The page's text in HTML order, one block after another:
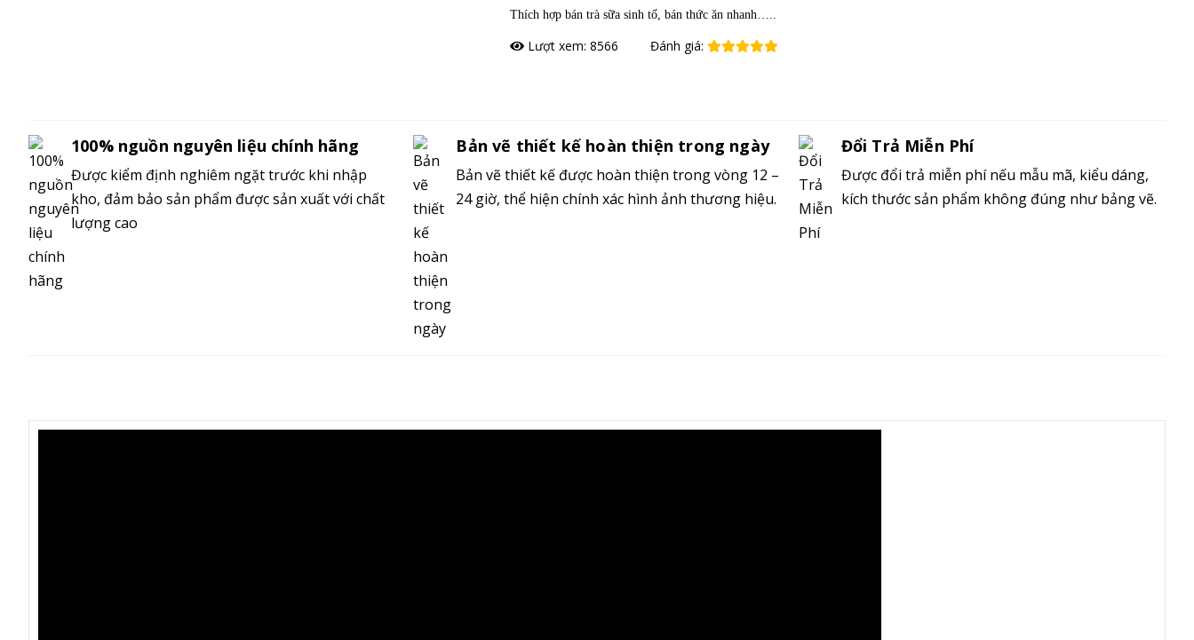
Thích hợp bán trà sữa sinh tố, bán thức ăn nhanh…..
Lượt xem: 8566 Đánh giá:
100% nguồn nguyên liệu chính hãng
Được kiểm định nghiêm ngặt trước khi nhập
kho, đảm bảo sản phẩm được sản xuất với chất
lượng cao
Bản vẽ thiết kế hoàn thiện trong ngày
Bản vẽ thiết kế được hoàn thiện trong vòng 12 –
24 giờ, thể hiện chính xác hình ảnh thương hiệu.
Đổi Trả Miễn Phí
Được đổi trả miễn phí nếu mẫu mã, kiểu dáng,
kích thước sản phẩm không đúng như bảng vẽ.